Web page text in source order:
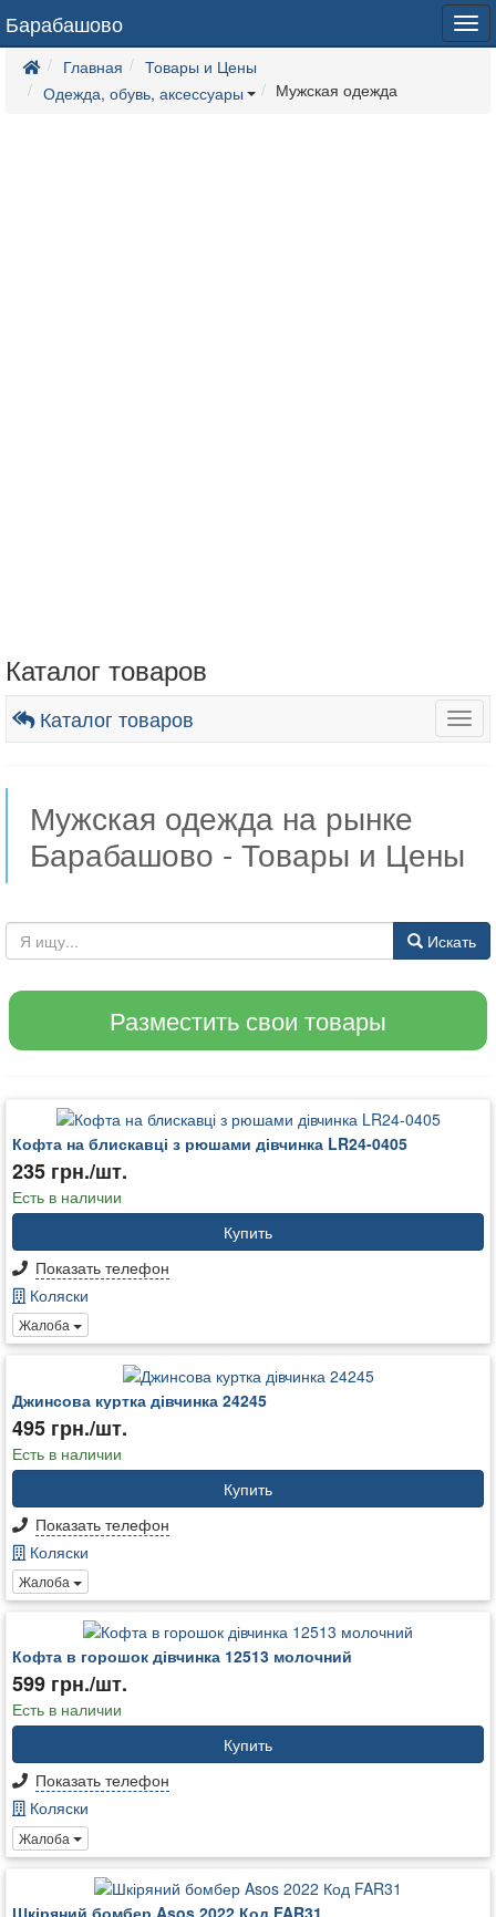
Барабашово
Главная
Товары и Цены
Одежда, обувь, аксессуары
Мужская одежда
Каталог товаров
Каталог товаров
Мужская одежда на рынке
Барабашово - Товары и Цены
Искать
Разместить свои товары
Кофта на блискавці з рюшами дівчинка LR24-0405
235 грн./шт.
Есть в наличии
Купить
Показать телефон
Коляски
Жалоба
Джинсова куртка дівчинка 24245
495 грн./шт.
Есть в наличии
Купить
Показать телефон
Коляски
Жалоба
Кофта в горошок дівчинка 12513 молочний
599 грн./шт.
Есть в наличии
Купить
Показать телефон
Коляски
Жалоба
Шкіряний бомбер Asos 2022 Код FAR31